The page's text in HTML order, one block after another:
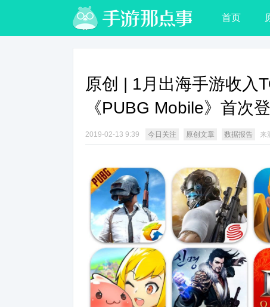
首页
原创 | 1月出海手游收入
《PUBG Mobile》首次
2019-02-13 9:39 今日关注 原创文章 数据报告 来